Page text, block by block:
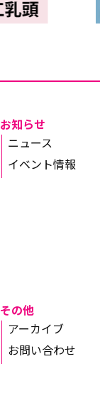
お知らせ
ニュース
イベント情報
その他
アーカイブ
お問い合わせ